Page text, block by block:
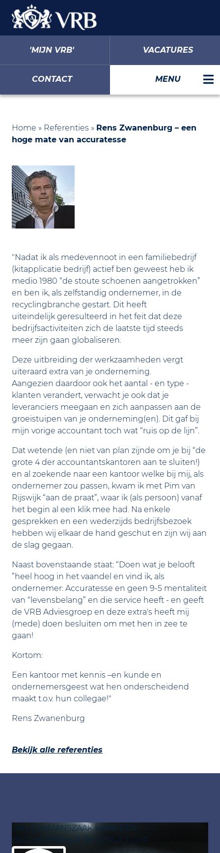
'MIJN VRB' VACATURES
CONTACT MENU
Home » Referenties » Rens Zwanenburg – een
hoge mate van accuratesse
"Nadat ik als medevennoot in een familiebedrijf
(kitapplicatie bedrijf) actief ben geweest heb ik
medio 1980 “de stoute schoenen aangetrokken”
en ben ik, als zelfstandig ondernemer, in de
recyclingbranche gestart. Dit heeft
uiteindelijk geresulteerd in het feit dat deze
bedrijfsactiviteiten zich de laatste tijd steeds
meer zijn gaan globaliseren.
Deze uitbreiding der werkzaamheden vergt
uiteraard extra van je onderneming.
Aangezien daardoor ook het aantal - en type -
klanten verandert, verwacht je ook dat je
leveranciers meegaan en zich aanpassen aan de
groeistuipen van je onderneming(en). Dit gaf bij
mijn vorige accountant toch wat “ruis op de lijn”.
Dat wetende (en niet van plan zijnde om je bij “de
grote 4 der accountantskantoren aan te sluiten!)
en al zoekende naar een kantoor welke bij mij, als
ondernemer zou passen, kwam ik met Pim van
Rijswijk “aan de praat”, waar ik (als persoon) vanaf
het begin al een klik mee had. Na enkele
gesprekken en een wederzijds bedrijfsbezoek
hebben wij elkaar de hand geschut en zijn wij aan
de slag gegaan.
Naast bovenstaande staat: “Doen wat je belooft
”heel hoog in het vaandel en vind ik, als
ondernemer: Accuratesse en geen 9-5 mentaliteit
van “levensbelang” en die service heeft - en geeft
de VRB Adviesgroep en deze extra's heeft mij
(mede) doen besluiten om met hen in zee te
gaan!
Kortom:
Een kantoor met kennis –en kunde en
ondernemersgeest wat hen onderscheidend
maakt t.o.v. hun collegae!"
Rens Zwanenburg
Bekijk alle referenties
VAN EENMANSZAAK NAAR EEN
BESCHERMENDE BV-STRUCTUUR